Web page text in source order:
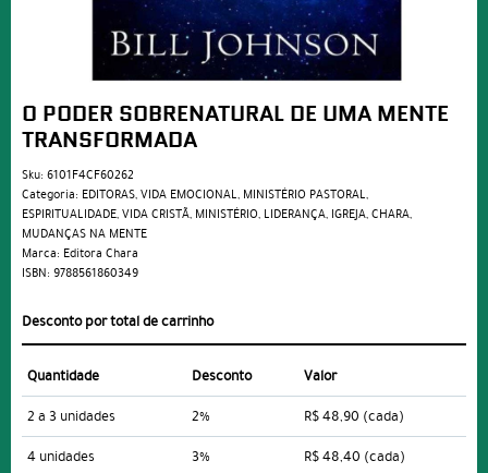
O PODER SOBRENATURAL DE UMA MENTE
TRANSFORMADA
Sku: 6101F4CF60262
Categoria: EDITORAS,VIDA EMOCIONAL, MINISTÉRIO PASTORAL,
ESPIRITUALIDADE,VIDA CRISTÃ, MINISTÉRIO, LIDERANÇA, IGREJA,CHARA,
MUDANÇAS NA MENTE
Marca: Editora Chara
ISBN: 9788561860349
Desconto por total de carrinho
Quantidade Desconto
Valor
2 a 3 unidades
2% R$ 48,90 (cada)
4 unidades
3% R$ 48,40 (cada)